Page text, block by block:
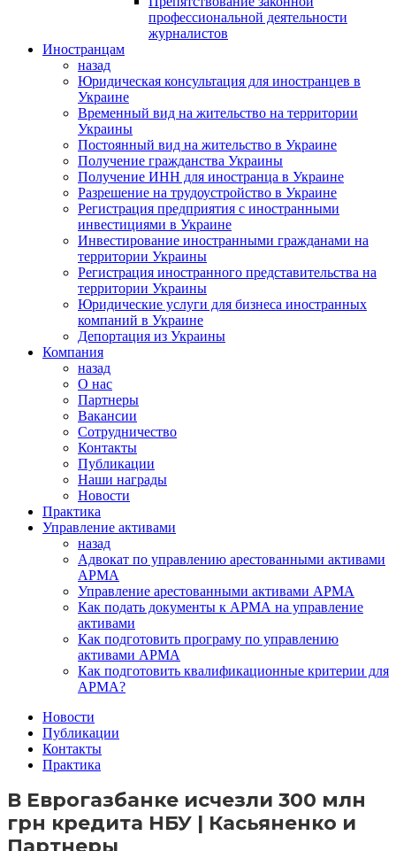
профессиональной деятельности
журналистов
Иностранцам
назад
Юридическая консультация для иностранцев в
Украине
Временный вид на жительство на территории
Украины
Постоянный вид на жительство в Украине
Получение гражданства Украины
Получение ИНН для иностранца в Украине
Разрешение на трудоустройство в Украине
Регистрация предприятия с иностранными
инвестициями в Украине
Инвестирование иностранными гражданами на
территории Украины
Регистрация иностранного представительства на
территории Украины
Юридические услуги для бизнеса иностранных
компаний в Украине
Депортация из Украины
Компания
назад
О нас
Партнеры
Вакансии
Сотрудничество
Контакты
Публикации
Наши награды
Новости
Практика
Управление активами
назад
Адвокат по управлению арестованными активами
АРМА
Управление арестованными активами АРМА
Как подать документы к АРМА на управление
активами
Как подготовить програму по управлению
активами АРМА
Как подготовить квалификационные критерии для
АРМА?
Новости
Публикации
Контакты
Практика
В Еврогазбанке исчезли 300 млн
грн кредита НБУ | Касьяненко и